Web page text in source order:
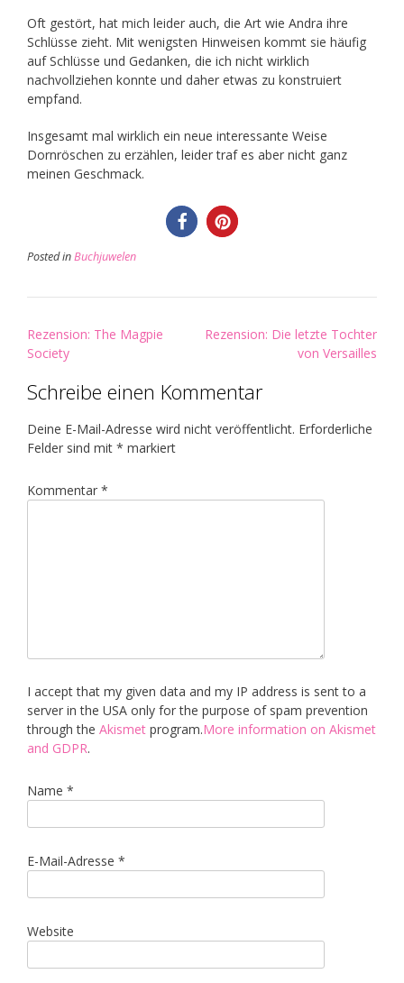
Oft gestört, hat mich leider auch, die Art wie Andra ihre
Schlüsse zieht. Mit wenigsten Hinweisen kommt sie häufig
auf Schlüsse und Gedanken, die ich nicht wirklich
nachvollziehen konnte und daher etwas zu konstruiert
empfand.
Insgesamt mal wirklich ein neue interessante Weise
Dornröschen zu erzählen, leider traf es aber nicht ganz
meinen Geschmack.
Posted inBuchjuwelen
Post
navigation
Rezension: The Magpie
Society
Rezension: Die letzte Tochter
von Versailles
Schreibe einen Kommentar
Deine E-Mail-Adresse wird nicht veröffentlicht. Erforderliche
Felder sind mit * markiert
Kommentar *
I accept that my given data and my IP address is sent to a
server in the USA only for the purpose of spam prevention
through the Akismet program.More information on Akismet
and GDPR.
Name *
E-Mail-Adresse *
Website